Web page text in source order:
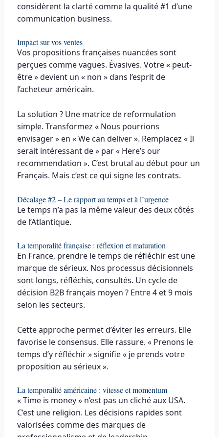
considèrent la clarté comme la qualité #1 d’une
communication business.
Impact sur vos ventes
Vos propositions françaises nuancées sont
perçues comme vagues. Évasives. Votre « peut-
être » devient un « non » dans l’esprit de
l’acheteur américain.
La solution ? Une matrice de reformulation
simple. Transformez « Nous pourrions
envisager » en « We can deliver ». Remplacez « Il
serait intéressant de » par « Here’s our
recommendation ». C’est brutal au début pour un
Français. Mais c’est ce qui signe les contrats.
Décalage #2 – Le rapport au temps et à l’urgence
Le temps n’a pas la même valeur des deux côtés
de l’Atlantique.
La temporalité française : réflexion et maturation
En France, prendre le temps de réfléchir est une
marque de sérieux. Nos processus décisionnels
sont longs, réfléchis, consultés. Un cycle de
décision B2B français moyen ? Entre 4 et 9 mois
selon les secteurs.
Cette approche permet d’éviter les erreurs. Elle
favorise le consensus. Elle rassure. « Prenons le
temps d’y réfléchir » signifie « je prends votre
proposition au sérieux ».
La temporalité américaine : vitesse et momentum
« Time is money » n’est pas un cliché aux USA.
C’est une religion. Les décisions rapides sont
valorisées comme des marques de